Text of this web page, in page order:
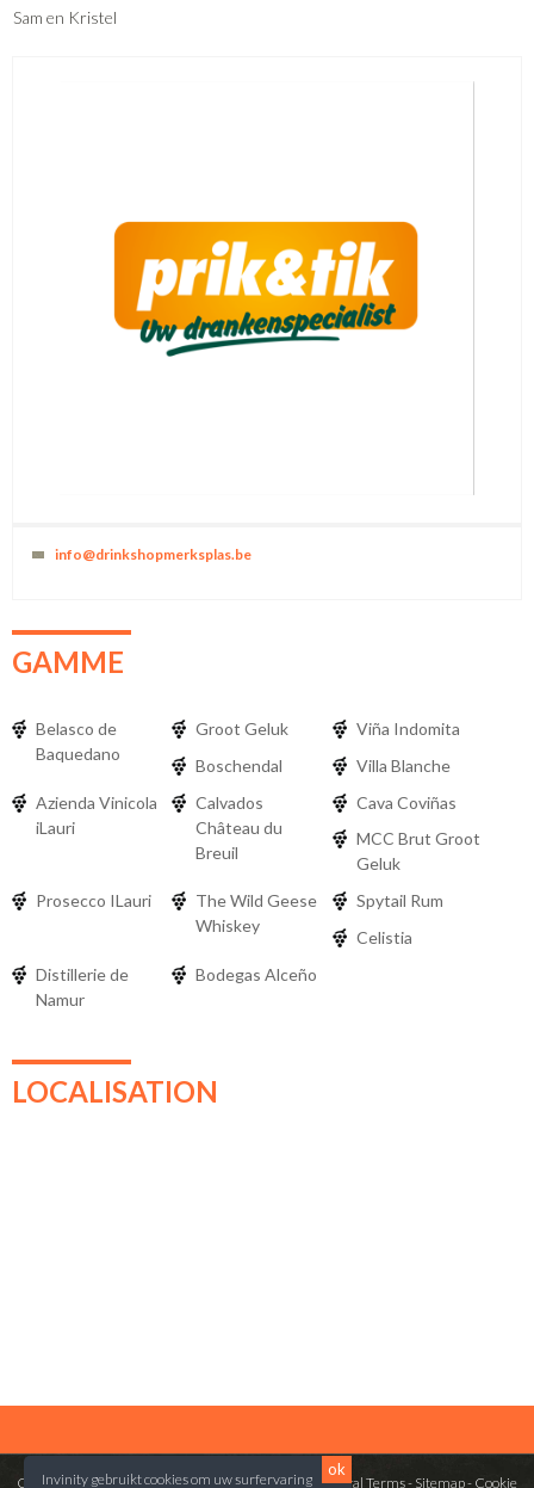
Invinity gebruikt cookies om uw surfervaring
ok
Sam en Kristel
info@drinkshopmerksplas.be
GAMME
Belasco de
Baquedano
Groot Geluk
Viña Indomita
Boschendal
Villa Blanche
Azienda Vinicola
iLauri
Calvados
Château du
Breuil
Cava Coviñas
MCC Brut Groot
Geluk
Prosecco ILauri
The Wild Geese
Whiskey
Spytail Rum
Celistia
Distillerie de
Namur
Bodegas Alceño
LOCALISATION
Copyright © 2014 VinePlus. All rights reserved. - General Terms- Sitemap- Cookie